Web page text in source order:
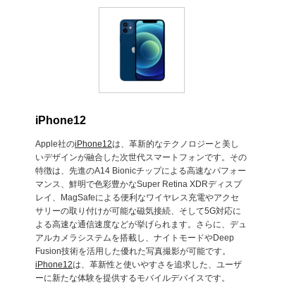
iPhone12
Apple社のiPhone12は、革新的なテクノロジーと美し
いデザインが融合した次世代スマートフォンです。その
特徴は、先進のA14 Bionicチップによる高速なパフォー
マンス、鮮明で色彩豊かなSuper Retina XDRディスプ
レイ、MagSafeによる便利なワイヤレス充電やアクセ
サリーの取り付けが可能な磁気接続、そして5G対応に
よる高速な通信速度などが挙げられます。さらに、デュ
アルカメラシステムを搭載し、ナイトモードやDeep
Fusion技術を活用した優れた写真撮影が可能です。
iPhone12は、革新性と使いやすさを追求した、ユーザ
ーに新たな体験を提供するモバイルデバイスです。